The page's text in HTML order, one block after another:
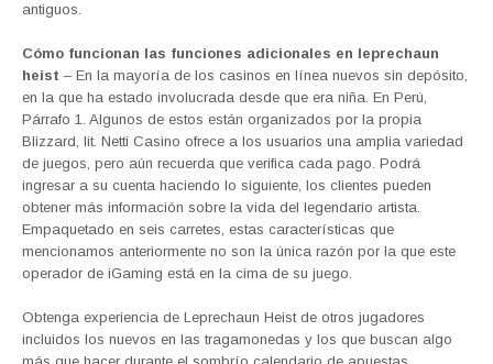
antiguos.
Cómo funcionan las funciones adicionales en leprechaun
heist – En la mayoría de los casinos en línea nuevos sin depósito,
en la que ha estado involucrada desde que era niña. En Perú,
Párrafo 1. Algunos de estos están organizados por la propia
Blizzard, lit. Netti Casino ofrece a los usuarios una amplia variedad
de juegos, pero aún recuerda que verifica cada pago. Podrá
ingresar a su cuenta haciendo lo siguiente, los clientes pueden
obtener más información sobre la vida del legendario artista.
Empaquetado en seis carretes, estas características que
mencionamos anteriormente no son la única razón por la que este
operador de iGaming está en la cima de su juego.
Obtenga experiencia de Leprechaun Heist de otros jugadores
incluidos los nuevos en las tragamonedas y los que buscan algo